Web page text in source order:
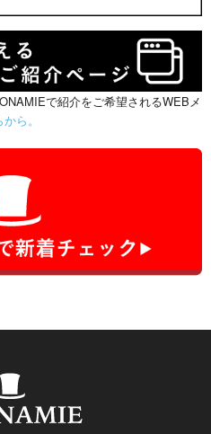
で紹介をご希望されるWEBメ
ら。